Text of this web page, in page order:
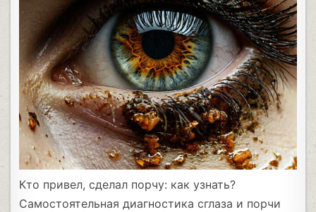
Кто привел, сделал порчу: как узнать?
Самостоятельная диагностика сглаза и порчи